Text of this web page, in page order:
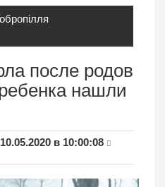
после родов
нашли
10.05.2020 в 10:00:08